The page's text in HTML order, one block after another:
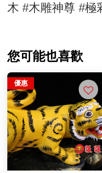
木 #木雕神尊 #極
您可能也喜歡
優惠